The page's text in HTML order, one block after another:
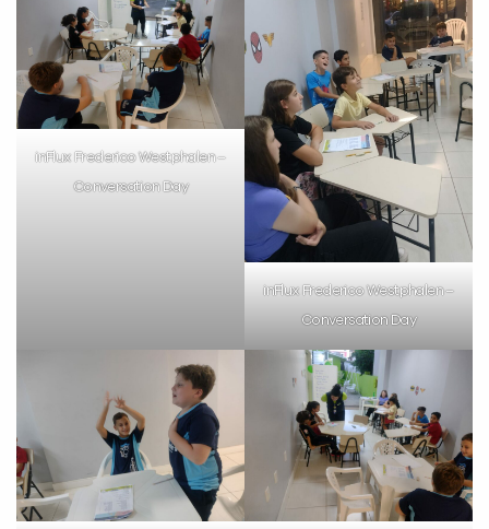
inFlux Frederico Westphalen –
Conversation Day
inFlux Frederico Westphalen –
Conversation Day
VOLTAR